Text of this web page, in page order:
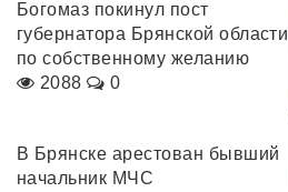
Богомаз покинул пост
губернатора Брянской области
по собственному желанию
2088
0
В Брянске арестован бывший
начальник МЧС